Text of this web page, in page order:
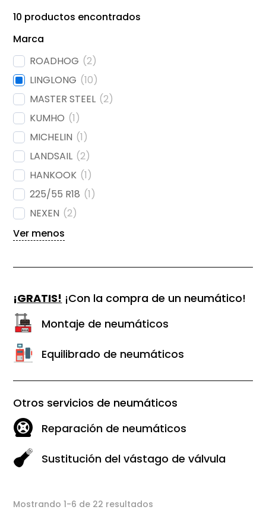
10 productos encontrados
Marca
ROADHOG (2)
LINGLONG (10)
MASTER STEEL (2)
KUMHO (1)
MICHELIN (1)
LANDSAIL (2)
HANKOOK (1)
225/55 R18 (1)
NEXEN (2)
Ver menos
¡GRATIS! ¡Con la compra de un neumático!
Montaje de neumáticos
Equilibrado de neumáticos
Otros servicios de neumáticos
Reparación de neumáticos
Sustitución del vástago de válvula
Mostrando 1-6 de 22 resultados